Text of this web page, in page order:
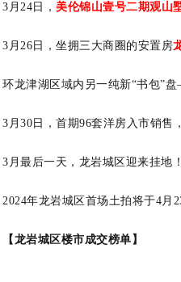
3月24日， 美伦锦山壹号二期观山
3月26日，坐拥三大商圈的安置房
环龙津湖区域内另一纯新“书包”
3月30日，首期96套洋房入市销售
3月最后一天，龙岩城区迎来挂地！
2024年龙岩城区首场土拍将于4月
【龙岩城区楼市成交榜单】